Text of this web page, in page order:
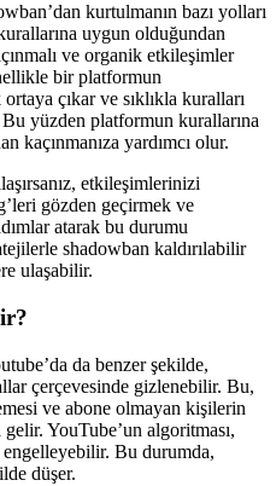
kurtulmanın bazı yolları
uygun olduğundan
ve organik etkileşimler
bir platformun
çıkar ve sıklıkla kuralları
yüzden platformun kurallarına
kaçınmanıza yardımcı olur.
etkileşimlerinizi
gözden geçirmek ve
atarak bu durumu
shadowban kaldırılabilir
ulaşabilir.
da benzer şekilde,
çerçevesinde gizlenebilir. Bu,
ve abone olmayan kişilerin
gelir. YouTube’un algoritması,
Bu durumda,
düşer.